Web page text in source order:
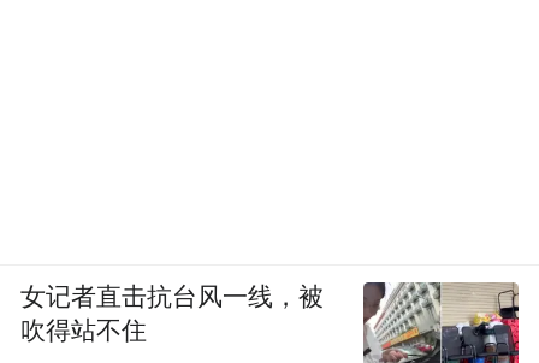
女记者直击抗台风一线，被
吹得站不住